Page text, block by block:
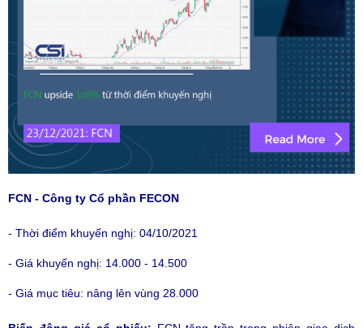
FCN - Công ty Cổ phần FECON
- Thời điểm khuyến nghị: 04/10/2021
- Giá khuyến nghị: 14.000 - 14.500
- Giá mục tiêu: nâng lên vùng 28.000